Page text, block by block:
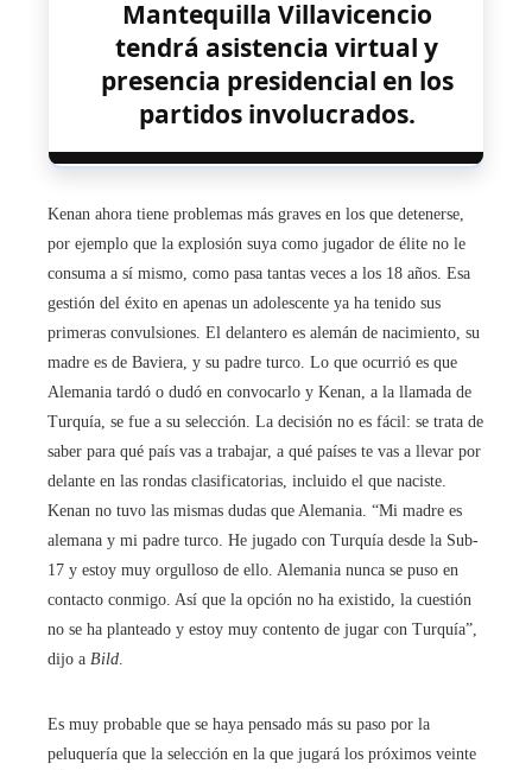
Mantequilla Villavicencio
tendrá asistencia virtual y
presencia presidencial en los
partidos involucrados.
Kenan ahora tiene problemas más graves en los que detenerse,
por ejemplo que la explosión suya como jugador de élite no le
consuma a sí mismo, como pasa tantas veces a los 18 años. Esa
gestión del éxito en apenas un adolescente ya ha tenido sus
primeras convulsiones. El delantero es alemán de nacimiento, su
madre es de Baviera, y su padre turco. Lo que ocurrió es que
Alemania tardó o dudó en convocarlo y Kenan, a la llamada de
Turquía, se fue a su selección. La decisión no es fácil: se trata de
saber para qué país vas a trabajar, a qué países te vas a llevar por
delante en las rondas clasificatorias, incluido el que naciste.
Kenan no tuvo las mismas dudas que Alemania. “Mi madre es
alemana y mi padre turco. He jugado con Turquía desde la Sub-
17 y estoy muy orgulloso de ello. Alemania nunca se puso en
contacto conmigo. Así que la opción no ha existido, la cuestión
no se ha planteado y estoy muy contento de jugar con Turquía”,
dijo a Bild
Es muy probable que se haya pensado más su paso por la
peluquería que la selección en la que jugará los próximos veinte